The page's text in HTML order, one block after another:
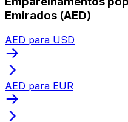
Emirados (AED)
AED para USD
AED para EUR